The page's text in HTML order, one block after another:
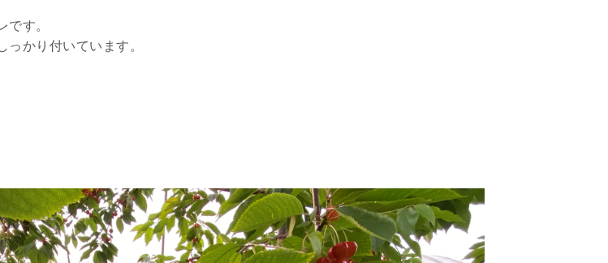
です。
っかり付いています。